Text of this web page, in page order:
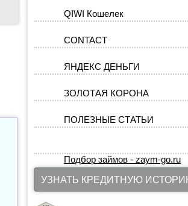
QIWI Кошелек
CONTACT
ЯНДЕКС ДЕНЬГИ
ЗОЛОТАЯ КОРОНА
ПОЛЕЗНЫЕ СТАТЬИ
Подбор займов - zaym-go.ru
УЗНАТЬ КРЕДИТНУЮ